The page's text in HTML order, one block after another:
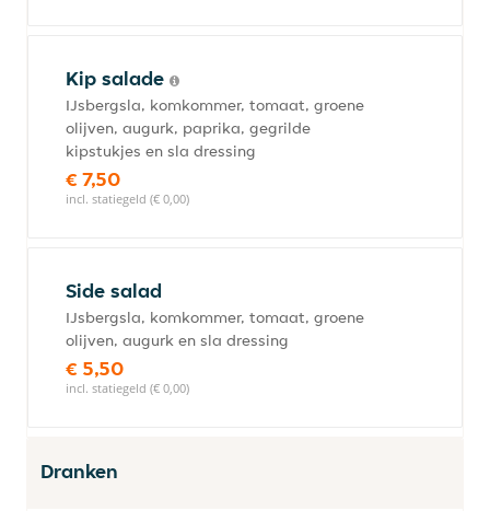
Kip salade
IJsbergsla, komkommer, tomaat, groene
olijven, augurk, paprika, gegrilde
kipstukjes en sla dressing
€ 7,50
incl. statiegeld (€ 0,00)
Side salad
IJsbergsla, komkommer, tomaat, groene
olijven, augurk en sla dressing
€ 5,50
incl. statiegeld (€ 0,00)
Dranken